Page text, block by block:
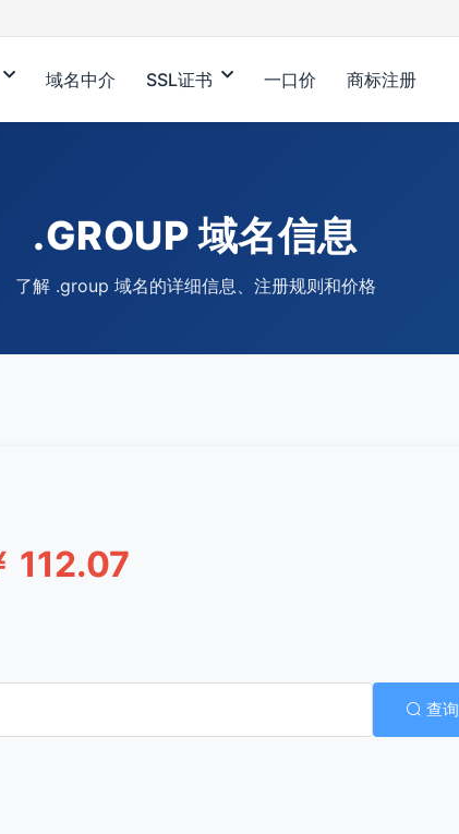
域名中介 SSL证书 一口价 商标注册
.GROUP 域名信息
了解 .group 域名的详细信息、注册规则和价格
112.07
查询